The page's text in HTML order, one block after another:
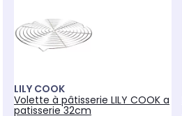
LILY COOK
Volette à pâtisserie LILY COOK a
patisserie 32cm